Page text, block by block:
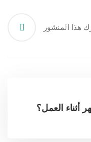
هذا المنشور
أثناء العمل؟